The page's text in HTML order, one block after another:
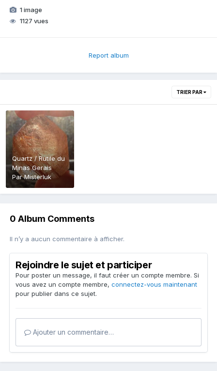
1 image
1127 vues
Report album
TRIER PAR
Quartz / Rutile du
Minas Gerais
ParMisterluk
0 Album Comments
Il n’y a aucun commentaire à afficher.
Rejoindre le sujet et participer
Pour poster un message, il faut créer un compte membre. Si
vous avez un compte membre, connectez-vous maintenant
pour publier dans ce sujet.
Ajouter un commentaire…